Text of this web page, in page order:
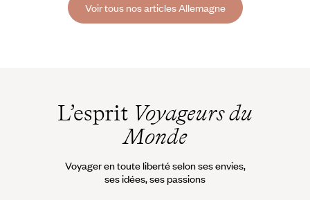
Voir tous nos articles Allemagne
L’esprit Voyageurs du
Monde
Voyager en toute liberté selon ses envies,
ses idées, ses passions